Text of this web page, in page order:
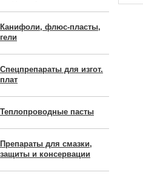
Канифоли, флюс-пласты,
гели
Спецпрепараты для изгот.
плат
Теплопроводные пасты
Препараты для смазки,
защиты и консервации